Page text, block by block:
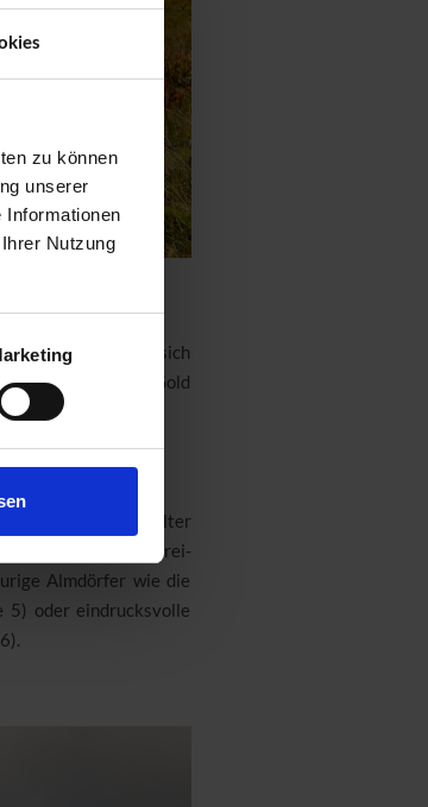
zu können
unserer
Informationen
Nutzung
alle davon finden sich
Bach mühsam Gold
(Etappe 1) mit alter
wie die Drei-
Almdörfer wie die
5) oder eindrucksvolle